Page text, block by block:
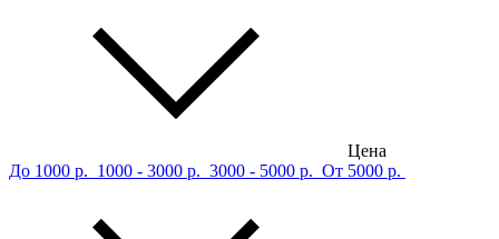
Цена
До 1000 р. 1000 - 3000 р. 3000 - 5000 р. От 5000 р.